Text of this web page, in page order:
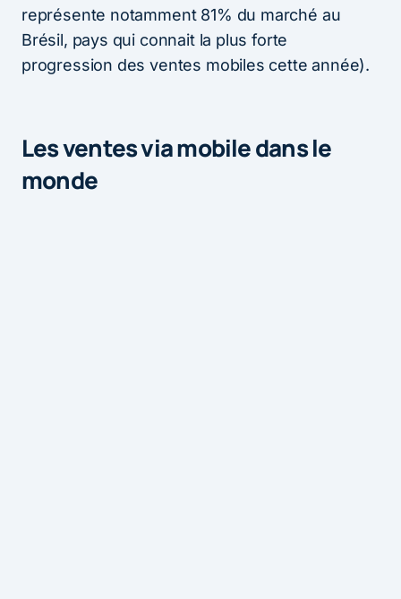
représente notamment 81% du marché au
Brésil, pays qui connait la plus forte
progression des ventes mobiles cette année).
Les ventes via mobile dans le
monde